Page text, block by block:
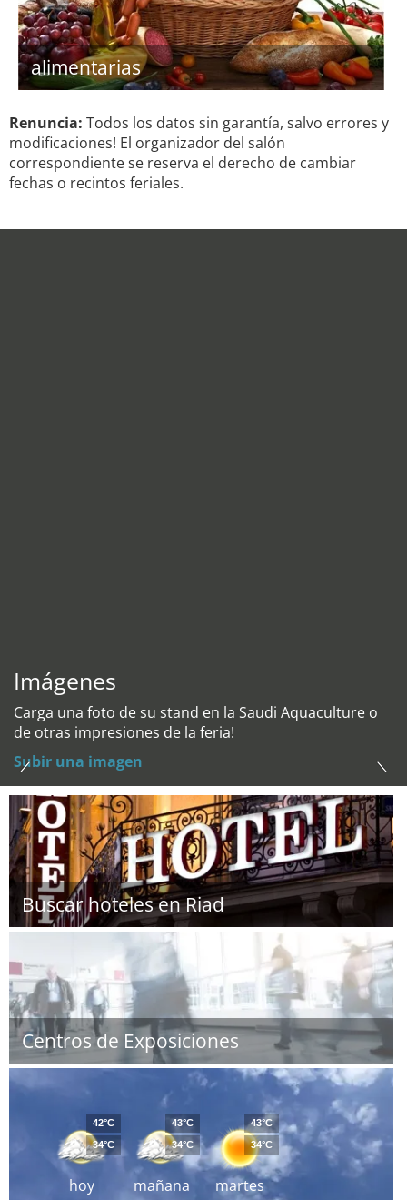
alimentarias
Renuncia: Todos los datos sin garantía, salvo errores y
modificaciones! El organizador del salón
correspondiente se reserva el derecho de cambiar
fechas o recintos feriales.
Imágenes
Carga una foto de su stand en la Saudi Aquaculture o
de otras impresiones de la feria!
Subir una imagen
Buscar hoteles en Riad
Centros de Exposiciones
hoy
42°C
34°C
mañana
43°C
34°C
martes
43°C
34°C